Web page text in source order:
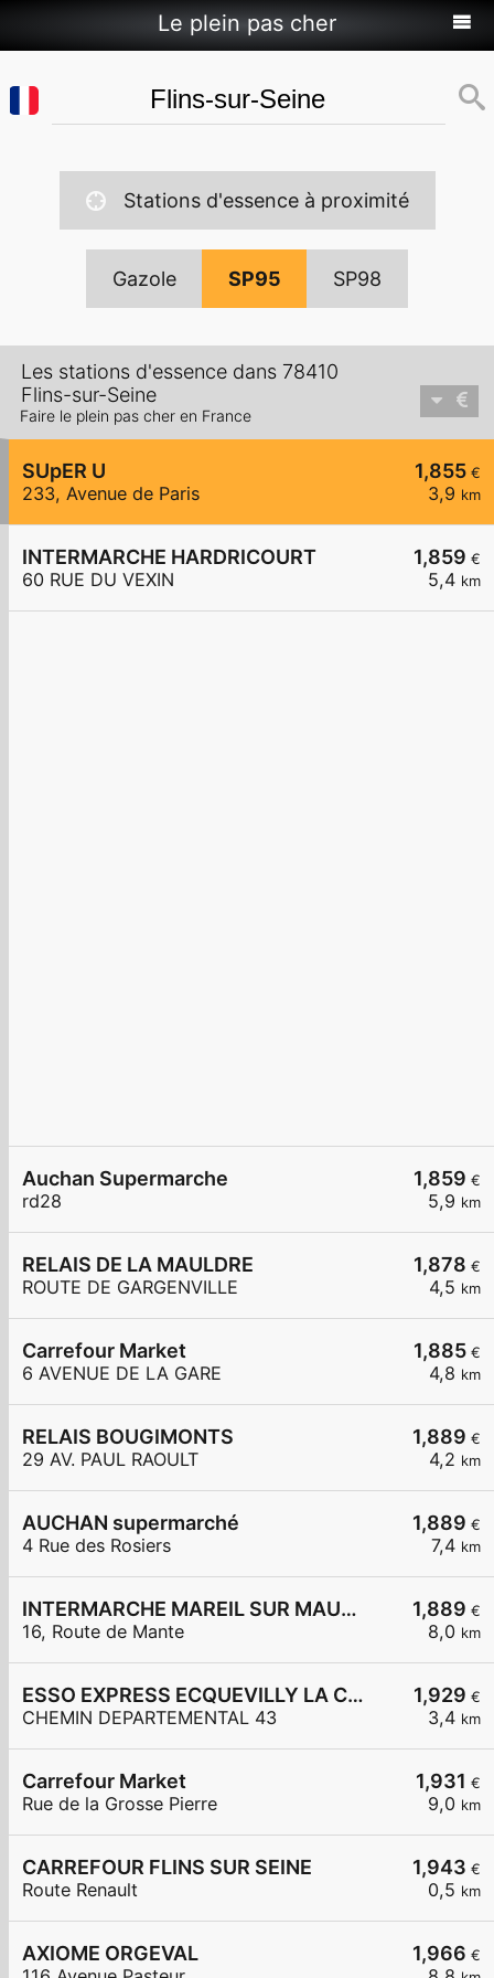
Le plein pas cher
Stations d'essence à proximité
Gazole SP95 SP98
Les stations d'essence dans 78410
Flins-sur-Seine
Faire le plein pas cher en France
1,855 €
3,9 km
SUpER U
233, Avenue de Paris
1,859 €
5,4 km
INTERMARCHE HARDRICOURT
60 RUE DU VEXIN
1,859 €
5,9 km
Auchan Supermarche
rd28
1,878 €
4,5 km
RELAIS DE LA MAULDRE
ROUTE DE GARGENVILLE
1,885 €
4,8 km
Carrefour Market
6 AVENUE DE LA GARE
1,889 €
4,2 km
RELAIS BOUGIMONTS
29 AV. PAUL RAOULT
1,889 €
7,4 km
AUCHAN supermarché
4 Rue des Rosiers
1,889 €
8,0 km
INTERMARCHE MAREIL SUR MAULDRE
16, Route de Mante
1,929 €
3,4 km
ESSO EXPRESS ECQUEVILLY LA CHAMOISERIE
CHEMIN DEPARTEMENTAL 43
1,931 €
9,0 km
Carrefour Market
Rue de la Grosse Pierre
1,943 €
0,5 km
CARREFOUR FLINS SUR SEINE
Route Renault
1,966 €
AXIOME ORGEVAL